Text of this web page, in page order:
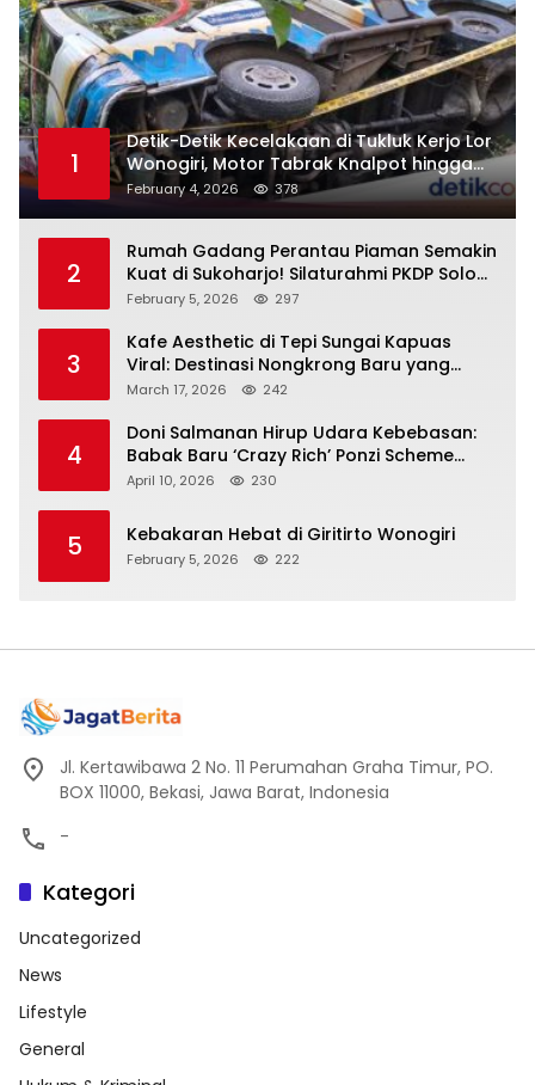
1
Detik-Detik Kecelakaan di Tukluk Kerjo Lor
Wonogiri, Motor Tabrak Knalpot hingga
Truk Tak Sempat Menghindar, Satu
Pengendara Tak Sadarkan Diri
February 4, 2026 378
2
Rumah Gadang Perantau Piaman Semakin
Kuat di Sukoharjo! Silaturahmi PKDP Solo
Raya, SK Korda 2026–2031 Resmi
February 5, 2026 297
3
Kafe Aesthetic di Tepi Sungai Kapuas
Viral: Destinasi Nongkrong Baru yang
Menarik Perhatian Warga Pontianak
March 17, 2026 242
4
Doni Salmanan Hirup Udara Kebebasan:
Babak Baru ‘Crazy Rich’ Ponzi Scheme
Indonesia
April 10, 2026 230
5 Kebakaran Hebat di Giritirto Wonogiri
February 5, 2026 222
Jl. Kertawibawa 2 No. 11 Perumahan Graha Timur, PO.
BOX 11000, Bekasi, Jawa Barat, Indonesia
-
Kategori
Uncategorized
News
Lifestyle
General